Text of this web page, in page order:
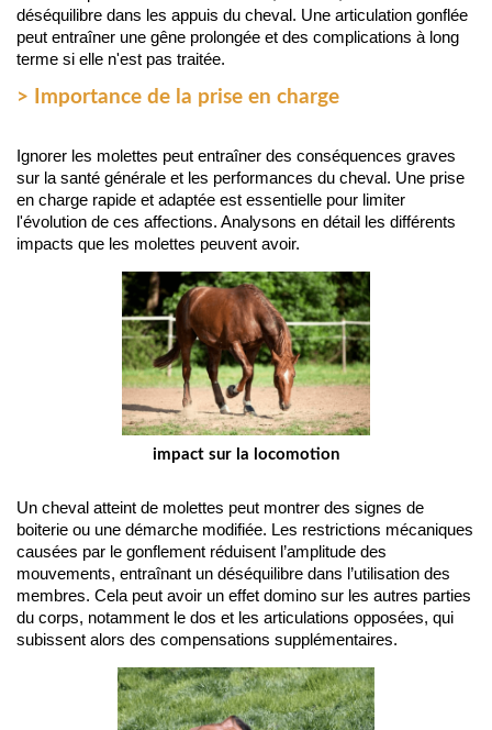
déséquilibre dans les appuis du cheval. Une articulation gonflée
peut entraîner une gêne prolongée et des complications à long
terme si elle n'est pas traitée.
> Importance de la prise en charge
Ignorer les molettes peut entraîner des conséquences graves
sur la santé générale et les performances du cheval. Une prise
en charge rapide et adaptée est essentielle pour limiter
l'évolution de ces affections. Analysons en détail les différents
impacts que les molettes peuvent avoir.
impact sur la locomotion
Un cheval atteint de molettes peut montrer des signes de
boiterie ou une démarche modifiée. Les restrictions mécaniques
causées par le gonflement réduisent l’amplitude des
mouvements, entraînant un déséquilibre dans l’utilisation des
membres. Cela peut avoir un effet domino sur les autres parties
du corps, notamment le dos et les articulations opposées, qui
subissent alors des compensations supplémentaires.